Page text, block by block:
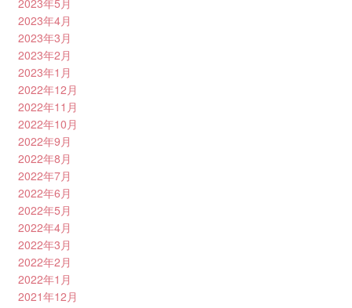
2023年4月
2023年3月
2023年2月
2023年1月
2022年12月
2022年11月
2022年10月
2022年9月
2022年8月
2022年7月
2022年6月
2022年5月
2022年4月
2022年3月
2022年2月
2022年1月
2021年12月